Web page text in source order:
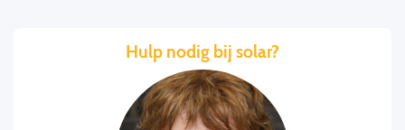
Hulp nodig bij solar?